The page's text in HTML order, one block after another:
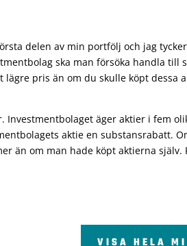
delen av min portfölj och jag
ska man försöka handla
pris än om du skulle köpt dessa
Investmentbolaget äger aktier i fem
aktie en substansrabatt.
än om man hade köpt aktierna
VISA HELA